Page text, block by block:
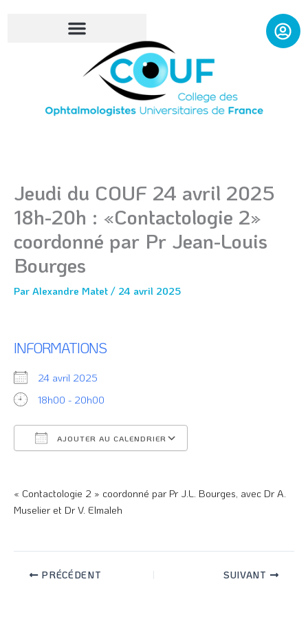
Jeudi du COUF 24 avril 2025
18h-20h : «Contactologie 2»
coordonné par Pr Jean-Louis
Bourges
Par Alexandre Matet / 24 avril 2025
INFORMATIONS
24 avril 2025
18h00 - 20h00
AJOUTER AU CALENDRIER
« Contactologie 2 » coordonné par Pr J.L. Bourges, avec Dr A.
Muselier et Dr V. Elmaleh
PRÉCÉDENT SUIVANT